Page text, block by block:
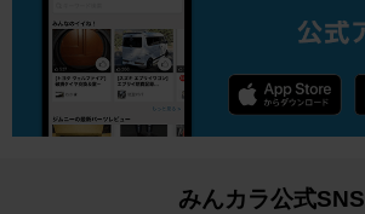
みんカラ公式SNS